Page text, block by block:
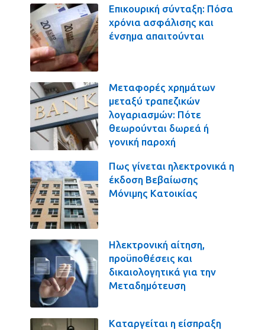
Επικουρική σύνταξη: Πόσα
χρόνια ασφάλισης και
ένσημα απαιτούνται
Μεταφορές χρημάτων
μεταξύ τραπεζικών
λογαριασμών: Πότε
θεωρούνται δωρεά ή
γονική παροχή
Πως γίνεται ηλεκτρονικά η
έκδοση Βεβαίωσης
Μόνιμης Κατοικίας
Ηλεκτρονική αίτηση,
προϋποθέσεις και
δικαιολογητικά για την
Μεταδημότευση
Καταργείται η είσπραξη